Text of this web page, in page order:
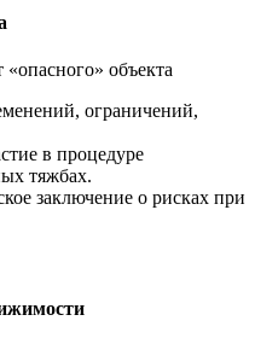
«опасного» объекта
ограничений,
в процедуре
тяжбах.
заключение о рисках при